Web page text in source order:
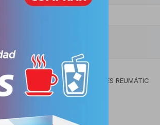
TRATAMIENTO DE AFECCIONES REUMÁTIC